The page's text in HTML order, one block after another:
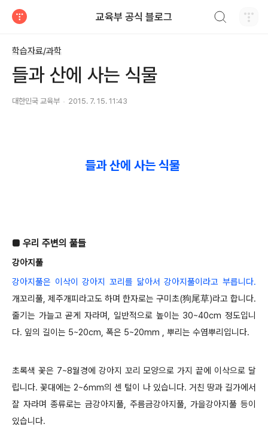
교육부 공식 블로그
학습자료/과학
들과 산에 사는 식물
대한민국 교육부 2015. 7. 15. 11:43
들과 산에 사는 식물
■ 우리 주변의 풀들
강아지풀
강아지풀은 이삭이 강아지 꼬리를 닮아서 강아지풀이라고 부릅니다.
개꼬리풀, 제주개피라고도 하며 한자로는 구미초(狗尾草)라고 합니다.
줄기는 가늘고 곧게 자라며, 일반적으로 높이는 30~40cm 정도입니
다. 잎의 길이는 5~20cm, 폭은 5~20mm , 뿌리는 수염뿌리입니다.
초록색 꽃은 7~8월경에 강아지 꼬리 모양으로 가지 끝에 이삭으로 달
립니다. 꽃대에는 2~6mm의 센 털이 나 있습니다. 거친 땅과 길가에서
잘 자라며 종류로는 금강아지풀, 주름금강아지풀, 가을강아지풀 등이
있습니다.